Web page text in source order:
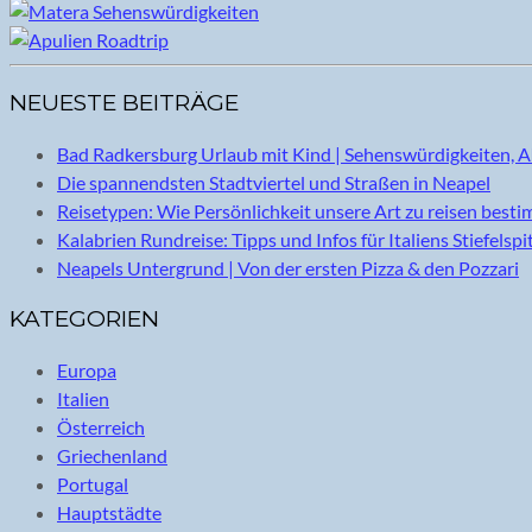
NEUESTE BEITRÄGE
Bad Radkersburg Urlaub mit Kind | Sehenswürdigkeiten,
Die spannendsten Stadtviertel und Straßen in Neapel
Reisetypen: Wie Persönlichkeit unsere Art zu reisen
Kalabrien Rundreise: Tipps und Infos für Italiens
Neapels Untergrund | Von der ersten Pizza & den Pozzari
KATEGORIEN
Europa
Italien
Österreich
Griechenland
Portugal
Hauptstädte